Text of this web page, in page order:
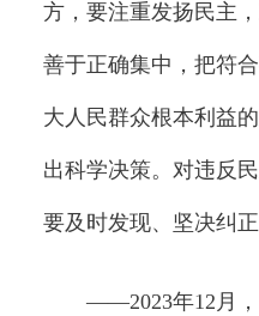
方，要注重发扬民主
善于正确集中，把符
大人民群众根本利益
出科学决策。对违反
要及时发现、坚决纠正
——2023年12月